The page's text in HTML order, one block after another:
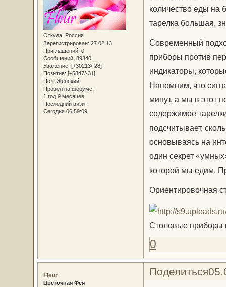
Откуда: Россия
Зарегистрирован: 27.02.13
Приглашений: 0
Сообщений: 89340
Уважение: [+30213/-28]
Позитив: [+5847/-31]
Пол: Женский
Провел на форуме:
1 год 9 месяцев
Последний визит:
Сегодня 06:59:09
количество еды на
тарелка большая,
Современный
приборы против
индикаторы,
Напомним, что
минут, а мы в этот
содержимое
подсчитывает,
основываясь на
один секрет
которой мы едим.
Ориентировочная
Столовые приборы
0
Поделиться
Fleur
Цветочная Фея